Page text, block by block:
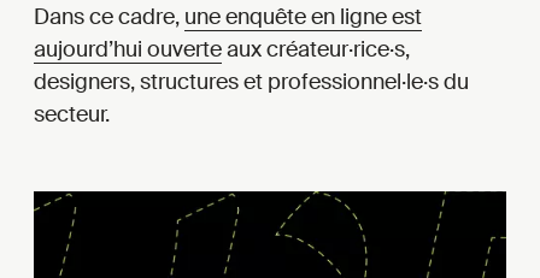
Dans ce cadre, une enquête en ligne est
aujourd’hui ouverteaux créateur·rice·s,
designers, structures et professionnel·le·s du
secteur.